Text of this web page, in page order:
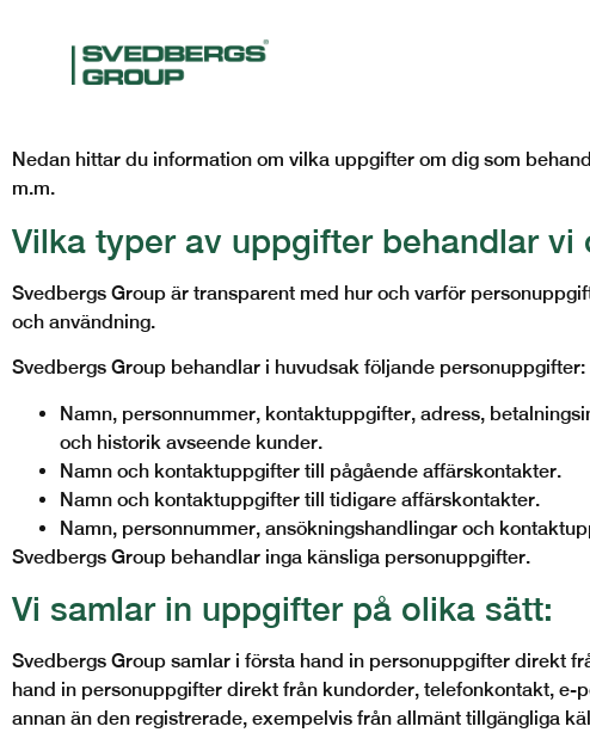
Svedbergs Groups
Svedbergs Group AB respekterar din personliga integritet och
Nedan hittar du information om vilka uppgifter om dig som
m.m.
Vilka typer av uppgifter behandlar vi
Svedbergs Group är transparent med hur och varför
och användning.
Svedbergs Group behandlar i huvudsak följande personuppgifter:
Namn, personnummer, kontaktuppgifter, adress,
och historik avseende kunder.
Namn och kontaktuppgifter till pågående affärskontakter.
Namn och kontaktuppgifter till tidigare affärskontakter.
Namn, personnummer, ansökningshandlingar och
Svedbergs Group behandlar inga känsliga personuppgifter.
Vi samlar in uppgifter på olika sätt:
Svedbergs Group samlar i första hand in personuppgifter direkt
hand in personuppgifter direkt från kundorder, telefonkontakt,
annan än den registrerade, exempelvis från allmänt tillgängliga